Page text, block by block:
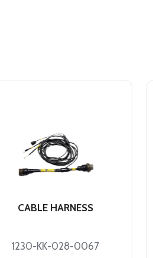
CABLE HARNESS
1230-KK-028-0067